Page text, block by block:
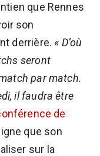
que Rennes
son
derrière. « D’où
seront
par match.
il faudra être
de
que son
sur la